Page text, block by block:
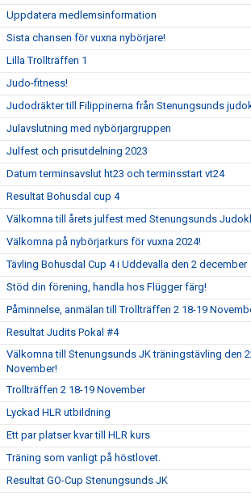
Uppdatera medlemsinformation
Sista chansen för vuxna nybörjare!
Lilla Trollträffen 1
Judo-fitness!
Judodräkter till Filippinerna från Stenungsunds
Julavslutning med nybörjargruppen
Julfest och prisutdelning 2023
Datum terminsavslut ht23 och terminsstart vt24
Resultat Bohusdal cup 4
Välkomna till årets julfest med Stenungsunds
Välkomna på nybörjarkurs för vuxna 2024!
Tävling Bohusdal Cup 4 i Uddevalla den 2 december
Stöd din förening, handla hos Flügger färg!
Påminnelse, anmälan till Trollträffen 2 18-19
Resultat Judits Pokal #4
Välkomna till Stenungsunds JK träningstävling den
November!
Trollträffen 2 18-19 November
Lyckad HLR utbildning
Ett par platser kvar till HLR kurs
Träning som vanligt på höstlovet.
Resultat GO-Cup Stenungsunds JK